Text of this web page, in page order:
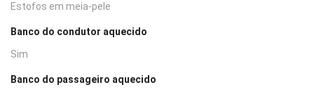
Estofos em meia-pele
Banco do condutor aquecido
Sim
Banco do passageiro aquecido